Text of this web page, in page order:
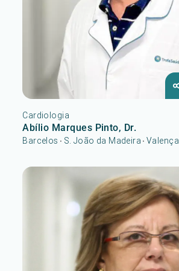
Cardiologia
Abílio Marques Pinto, Dr.
Barcelos • S. João da Madeira • Valença